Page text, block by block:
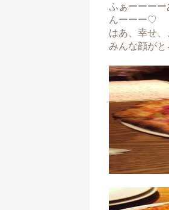
ふぁーーー
んーーー♡
はあ、幸せ、
みんな顔が